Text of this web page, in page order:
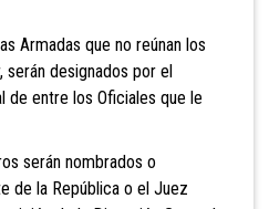
Armadas que no reúnan los
designados por el
entre los Oficiales que le
serán nombrados o
de la República o el Juez